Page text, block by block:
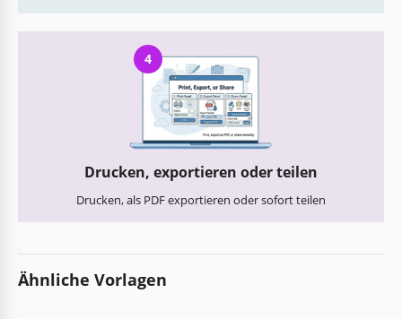
4
Drucken, exportieren oder teilen
Drucken, als PDF exportieren oder sofort teilen
Ähnliche Vorlagen